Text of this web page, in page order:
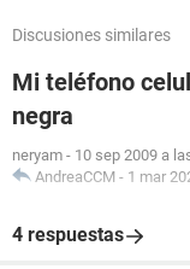
Discusiones similares
Mi teléfono
negra
neryam - 10 sep 2009 a
AndreaCCM - 1 mar
4 respuestas